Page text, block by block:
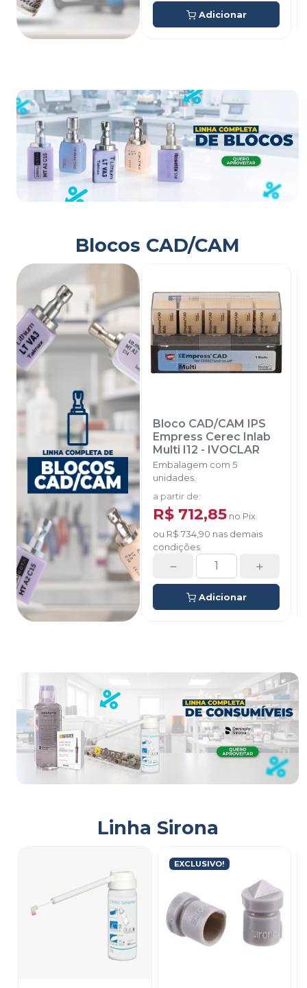
Adicionar
Blocos CAD/CAM
Bloco CAD/CAM IPS
Empress Cerec Inlab
Multi I12 - IVOCLAR
Embalagem com 5
unidades.
a partir de:
R$ 712,85 no Pix
ou R$ 734,90 nas demais
condições
Adicionar
Linha Sirona
EXCLUSIVO!